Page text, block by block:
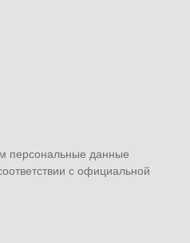
персональные данные
с официальной